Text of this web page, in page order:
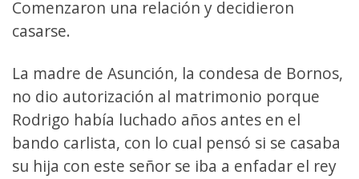
Comenzaron una relación y decidieron
casarse.
La madre de Asunción, la condesa de Bornos,
no dio autorización al matrimonio porque
Rodrigo había luchado años antes en el
bando carlista, con lo cual pensó si se casaba
su hija con este señor se iba a enfadar el rey